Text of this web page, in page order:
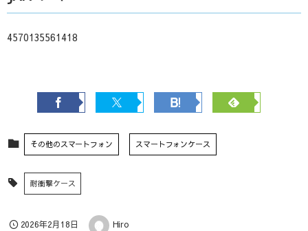
4570135561418
その他のスマートフォン スマートフォンケース
耐衝撃ケース
2026年2月18日 Hiro